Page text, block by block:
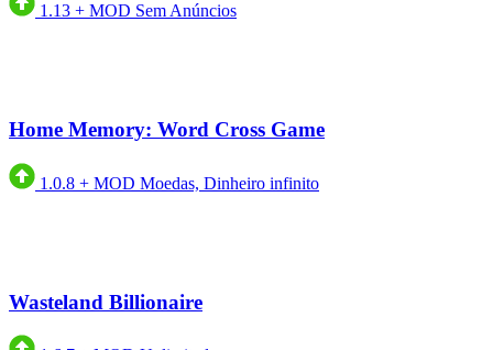
1.13 + MOD Sem Anúncios
Home Memory: Word Cross Game
1.0.8 + MOD Moedas, Dinheiro infinito
Wasteland Billionaire